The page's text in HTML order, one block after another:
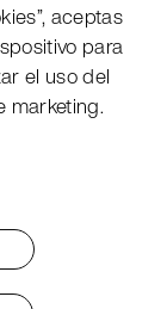
news, event
aceptas
para
el uso del
marketing.